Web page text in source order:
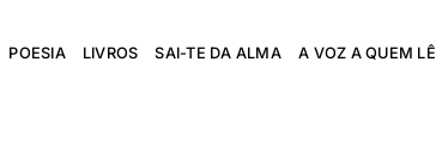
POESIA LIVROS SAI-TE DA ALMA A VOZ A QUEM LÊ